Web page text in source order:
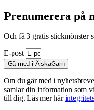
Prenumerera på
Och få 3 gratis stickmönster
E-post
Gå med i ÄlskaGarn
Om du går med i
samlar din information som
till dig. Läs mer här